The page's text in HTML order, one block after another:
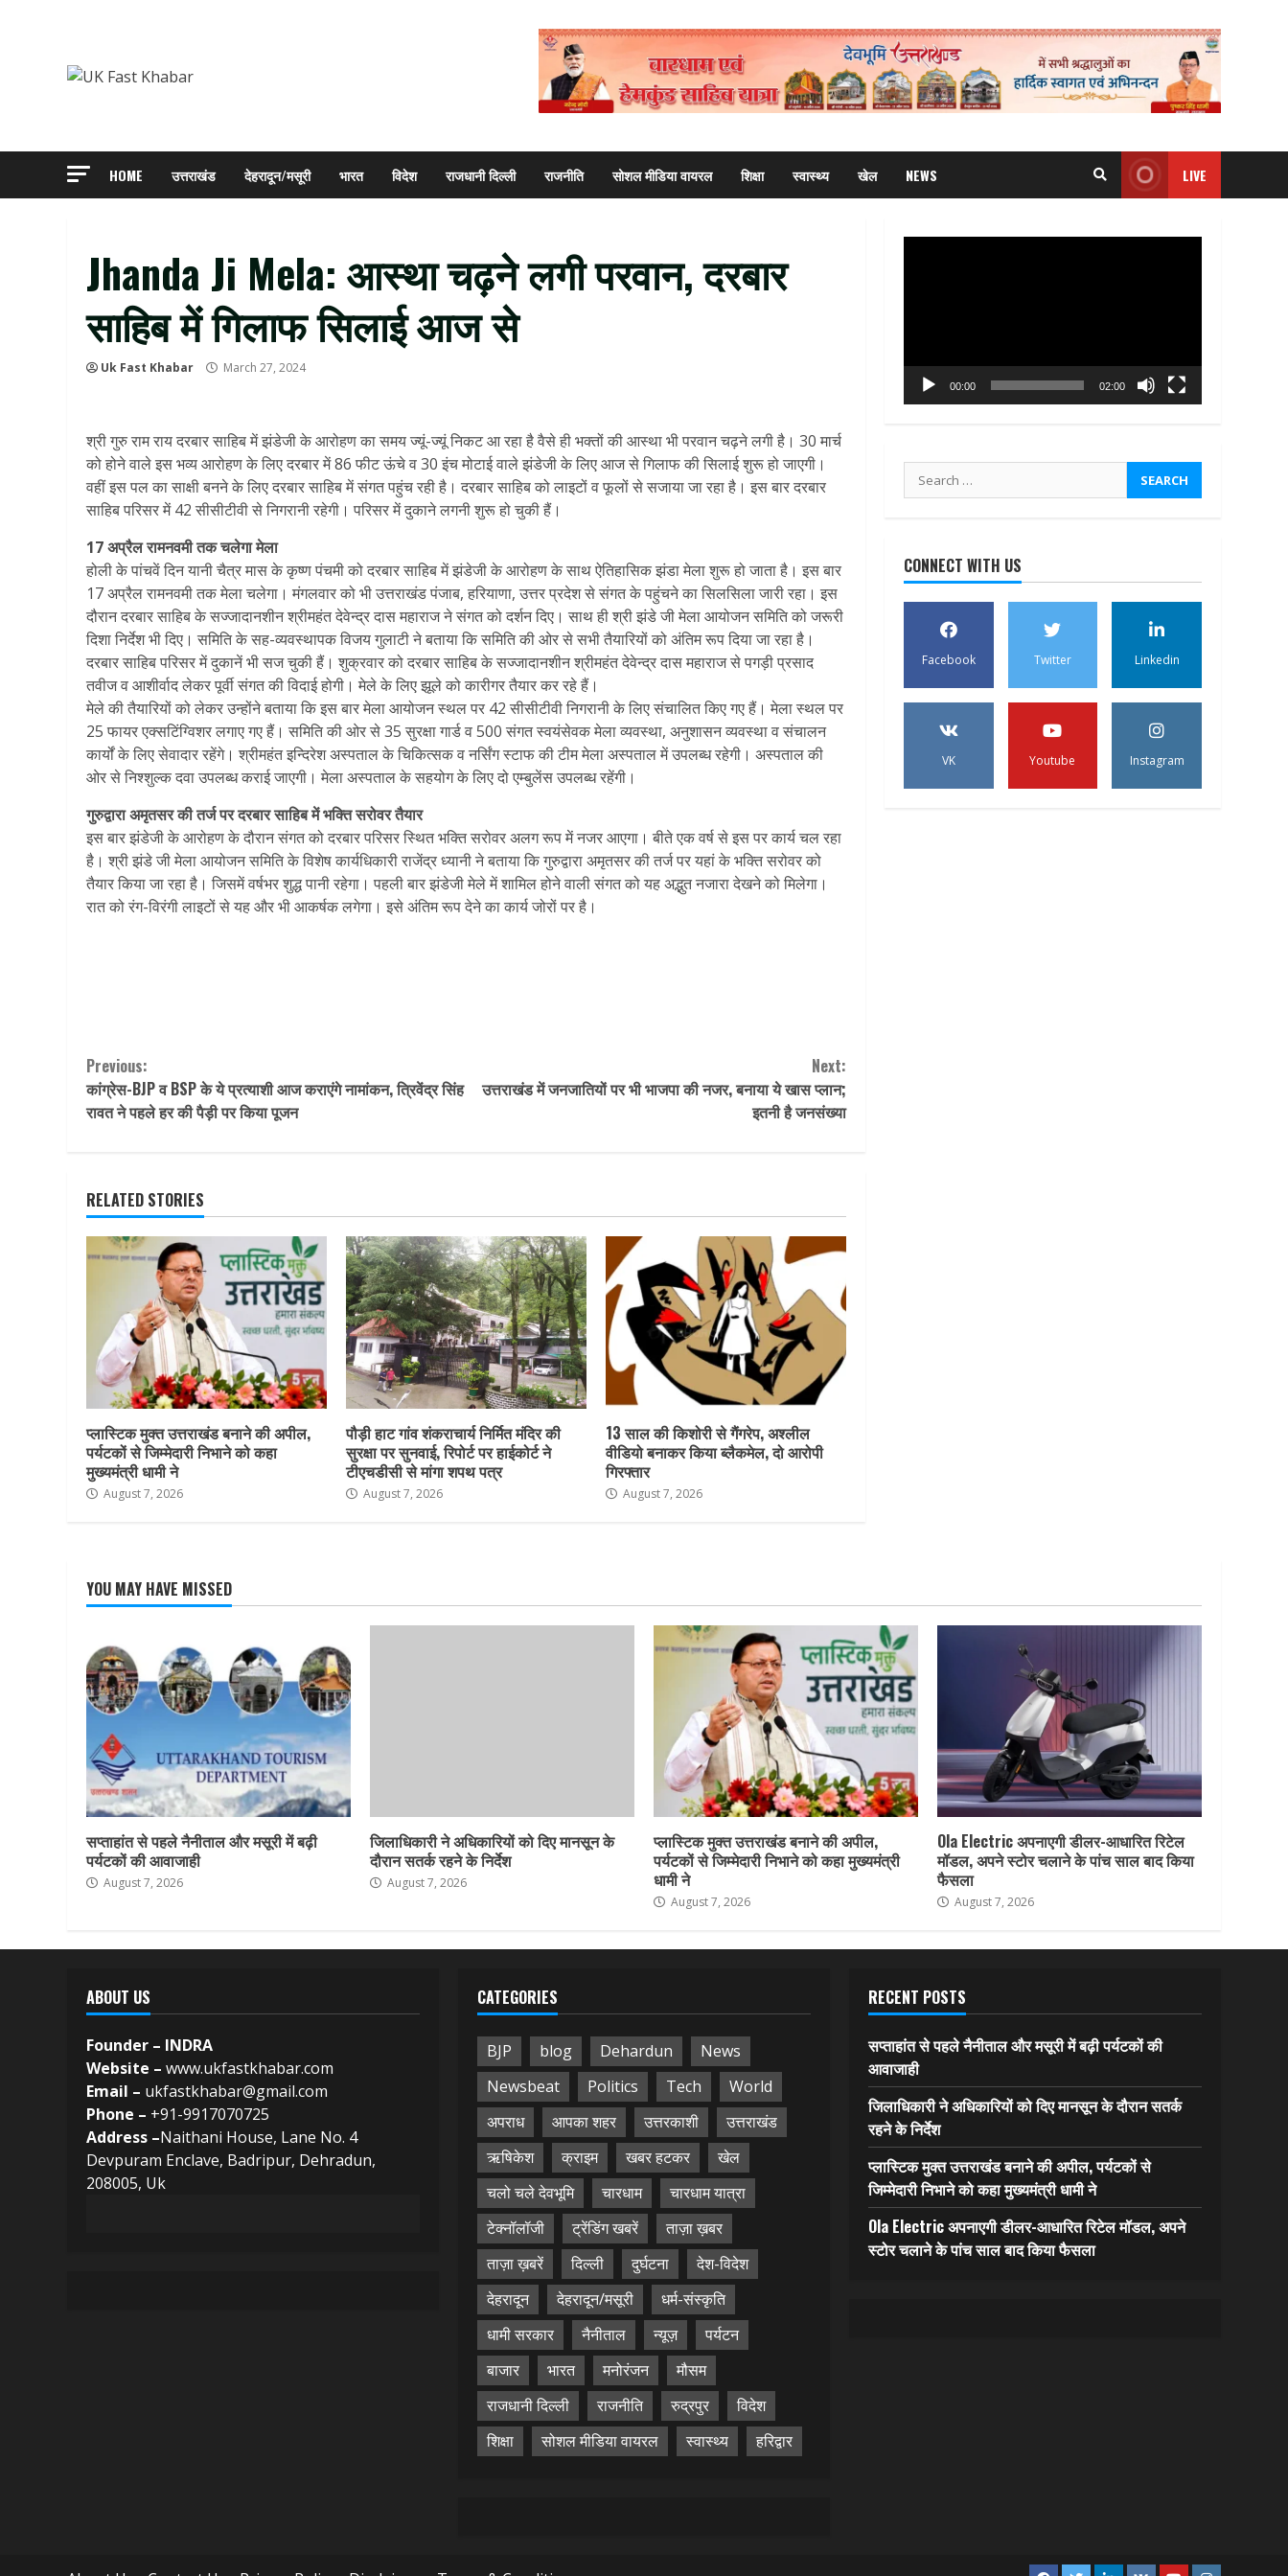
HOME उत्तराखंड देहरादून/मसूरी भारत विदेश राजधानी दिल्ली राजनीति सोशल मीडिया वायरल शिक्षा स्वास्थ्य खेल NEWS LIVE
Jhanda Ji Mela: आस्था चढ़ने लगी परवान, दरबार
साहिब में गिलाफ सिलाई आज से
Uk Fast Khabar March 27, 2024
श्री गुरु राम राय दरबार साहिब में झंडेजी के आरोहण का समय ज्यूं-ज्यूं निकट आ रहा है वैसे ही भक्तों की आस्था भी परवान चढ़ने लगी है। 30 मार्च
को होने वाले इस भव्य आरोहण के लिए दरबार में 86 फीट ऊंचे व 30 इंच मोटाई वाले झंडेजी के लिए आज से गिलाफ की सिलाई शुरू हो जाएगी।
वहीं इस पल का साक्षी बनने के लिए दरबार साहिब में संगत पहुंच रही है। दरबार साहिब को लाइटों व फूलों से सजाया जा रहा है। इस बार दरबार
साहिब परिसर में 42 सीसीटीवी से निगरानी रहेगी। परिसर में दुकाने लगनी शुरू हो चुकी हैं।
17 अप्रैल रामनवमी तक चलेगा मेला
होली के पांचवें दिन यानी चैत्र मास के कृष्ण पंचमी को दरबार साहिब में झंडेजी के आरोहण के साथ ऐतिहासिक झंडा मेला शुरू हो जाता है। इस बार
17 अप्रैल रामनवमी तक मेला चलेगा। मंगलवार को भी उत्तराखंड पंजाब, हरियाणा, उत्तर प्रदेश से संगत के पहुंचने का सिलसिला जारी रहा। इस
दौरान दरबार साहिब के सज्जादानशीन श्रीमहंत देवेन्द्र दास महाराज ने संगत को दर्शन दिए। साथ ही श्री झंडे जी मेला आयोजन समिति को जरूरी
दिशा निर्देश भी दिए। समिति के सह-व्यवस्थापक विजय गुलाटी ने बताया कि समिति की ओर से सभी तैयारियों को अंतिम रूप दिया जा रहा है।
दरबार साहिब परिसर में दुकानें भी सज चुकी हैं। शुक्रवार को दरबार साहिब के सज्जादानशीन श्रीमहंत देवेन्द्र दास महाराज से पगड़ी प्रसाद
तवीज व आशीर्वाद लेकर पूर्वी संगत की विदाई होगी। मेले के लिए झूले को कारीगर तैयार कर रहे हैं।
मेले की तैयारियों को लेकर उन्होंने बताया कि इस बार मेला आयोजन स्थल पर 42 सीसीटीवी निगरानी के लिए संचालित किए गए हैं। मेला स्थल पर
25 फायर एक्सटिंग्विशर लगाए गए हैं। समिति की ओर से 35 सुरक्षा गार्ड व 500 संगत स्वयंसेवक मेला व्यवस्था, अनुशासन व्यवस्था व संचालन
कार्यों के लिए सेवादार रहेंगे। श्रीमहंत इन्दिरेश अस्पताल के चिकित्सक व नर्सिंग स्टाफ की टीम मेला अस्पताल में उपलब्ध रहेगी। अस्पताल की
ओर से निश्शुल्क दवा उपलब्ध कराई जाएगी। मेला अस्पताल के सहयोग के लिए दो एम्बुलेंस उपलब्ध रहेंगी।
गुरुद्वारा अमृतसर की तर्ज पर दरबार साहिब में भक्ति सरोवर तैयार
इस बार झंडेजी के आरोहण के दौरान संगत को दरबार परिसर स्थित भक्ति सरोवर अलग रूप में नजर आएगा। बीते एक वर्ष से इस पर कार्य चल रहा
है। श्री झंडे जी मेला आयोजन समिति के विशेष कार्यधिकारी राजेंद्र ध्यानी ने बताया कि गुरुद्वारा अमृतसर की तर्ज पर यहां के भक्ति सरोवर को
तैयार किया जा रहा है। जिसमें वर्षभर शुद्ध पानी रहेगा। पहली बार झंडेजी मेले में शामिल होने वाली संगत को यह अद्भुत नजारा देखने को मिलेगा।
रात को रंग-विरंगी लाइटों से यह और भी आकर्षक लगेगा। इसे अंतिम रूप देने का कार्य जोरों पर है।
Continue
Reading
Previous:
कांग्रेस-BJP व BSP के ये प्रत्याशी आज कराएंगे नामांकन, त्रिवेंद्र सिंह
रावत ने पहले हर की पैड़ी पर किया पूजन
Next:
उत्तराखंड में जनजातियों पर भी भाजपा की नजर, बनाया ये खास प्लान;
इतनी है जनसंख्या
RELATED STORIES
प्लास्टिक मुक्त उत्तराखंड बनाने की अपील,
पर्यटकों से जिम्मेदारी निभाने को कहा
मुख्यमंत्री धामी ने
August 7, 2026
पौड़ी हाट गांव शंकराचार्य निर्मित मंदिर की
सुरक्षा पर सुनवाई, रिपोर्ट पर हाईकोर्ट ने
टीएचडीसी से मांगा शपथ पत्र
August 7, 2026
13 साल की किशोरी से गैंगरेप, अश्लील
वीडियो बनाकर किया ब्लैकमेल, दो आरोपी
गिरफ्तार
August 7, 2026
00:00 02:00
Search
for:
CONNECT WITH US
Facebook Twitter Linkedin
VK Youtube Instagram
YOU MAY HAVE MISSED
सप्ताहांत से पहले नैनीताल और मसूरी में बढ़ी
पर्यटकों की आवाजाही
August 7, 2026
जिलाधिकारी ने अधिकारियों को दिए मानसून के
दौरान सतर्क रहने के निर्देश
August 7, 2026
प्लास्टिक मुक्त उत्तराखंड बनाने की अपील,
पर्यटकों से जिम्मेदारी निभाने को कहा मुख्यमंत्री
धामी ने
August 7, 2026
Ola Electric अपनाएगी डीलर-आधारित रिटेल
मॉडल, अपने स्टोर चलाने के पांच साल बाद किया
फैसला
August 7, 2026
ABOUT US
Founder – INDRA
Website – www.ukfastkhabar.com
Email – ukfastkhabar@gmail.com
Phone – +91-9917070725
Address –Naithani House, Lane No. 4
Devpuram Enclave, Badripur, Dehradun,
208005, Uk
CATEGORIES
BJP blog Dehardun
News
Newsbeat
Politics Tech
World
अपराध
आपका शहर उत्तरकाशी
उत्तराखंड
ऋषिकेश
क्राइम खबर हटकर
खेल
चलो चले देवभूमि
चारधाम
चारधाम यात्रा
टेक्नॉलॉजी
ट्रेंडिंग खबरें
ताज़ा ख़बर
ताज़ा ख़बरें
दिल्ली दुर्घटना
देश-विदेश
देहरादून
देहरादून/मसूरी
धर्म-संस्कृति
धामी सरकार
नैनीताल न्यूज़
पर्यटन
बाजार
भारत मनोरंजन
मौसम
राजधानी दिल्ली
राजनीति रुद्रपुर
विदेश
शिक्षा
सोशल मीडिया वायरल स्वास्थ्य हरिद्वार
RECENT POSTS
सप्ताहांत से पहले नैनीताल और मसूरी में बढ़ी पर्यटकों की
आवाजाही
जिलाधिकारी ने अधिकारियों को दिए मानसून के दौरान सतर्क
रहने के निर्देश
प्लास्टिक मुक्त उत्तराखंड बनाने की अपील, पर्यटकों से
जिम्मेदारी निभाने को कहा मुख्यमंत्री धामी ने
Ola Electric अपनाएगी डीलर-आधारित रिटेल मॉडल, अपने
स्टोर चलाने के पांच साल बाद किया फैसला